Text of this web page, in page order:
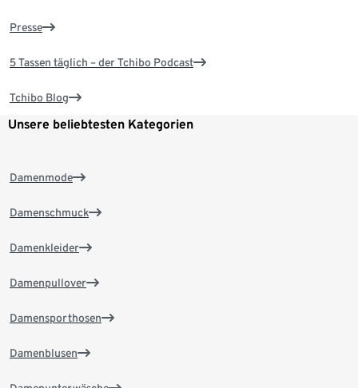
Presse
5 Tassen täglich – der Tchibo Podcast
Tchibo Blog
Unsere beliebtesten Kategorien
Damenmode
Damenschmuck
Damenkleider
Damenpullover
Damensporthosen
Damenblusen